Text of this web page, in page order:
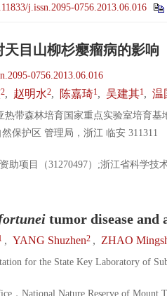
j.issn.2095-0756.2013.06.016
天目山柳杉瘿瘤病的影响
0756.2013.06.016
2, 赵明水2, 陈嘉琦1, 吴建其1, 温
热带森林培育国家重点实验室培育基
保护区 管理局，浙江 临安 311311
助项目（31270497）;浙江省科学技
tumor disease and
, YANG Shuzhen2 , ZHAO
for the State Key Laboratory of
，National Nature Reserve of Mount